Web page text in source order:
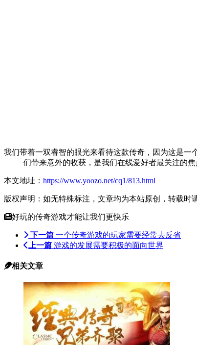
我们带着一双睿智的眼光来看待这款传奇 ，因为这是一
们带来意外的收获，是我们在线爱好者最关注的
本文地址： https://www.yoozo.net/cq1/813.html
版权声明：如无特殊标注，文章均为本站原创，转载时
好玩的传奇游戏才能让我们更快乐
下一篇 一个传奇游戏的玩家需要经常去反省
上一篇 游戏的发展需要积极的面向世界
相关文章